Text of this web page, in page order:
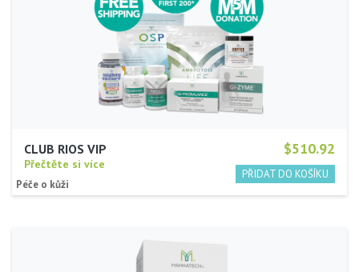
$510.92
CLUB RIOS VIP
Přečtěte si více
Péče o kůži